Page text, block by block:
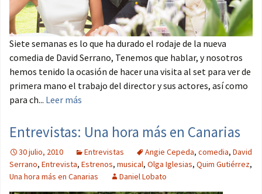
Siete semanas es lo que ha durado el rodaje de la nueva
comedia de David Serrano, Tenemos que hablar, y nosotros
hemos tenido la ocasión de hacer una visita al set para ver de
primera mano el trabajo del director y sus actores, así como
para ch... Leer más
Entrevistas: Una hora más en Canarias
30 julio, 2010 Entrevistas Angie Cepeda, comedia, David
Serrano, Entrevista, Estrenos, musical, Olga Iglesias, Quim Gutiérrez,
Una hora más en Canarias
Daniel Lobato